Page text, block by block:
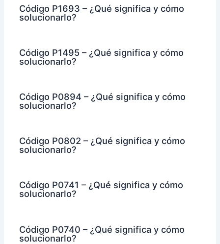
Código P1693 – ¿Qué significa y cómo
solucionarlo?
Código P1495 – ¿Qué significa y cómo
solucionarlo?
Código P0894 – ¿Qué significa y cómo
solucionarlo?
Código P0802 – ¿Qué significa y cómo
solucionarlo?
Código P0741 – ¿Qué significa y cómo
solucionarlo?
Código P0740 – ¿Qué significa y cómo
solucionarlo?